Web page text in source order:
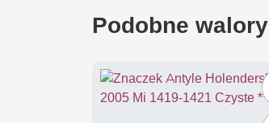
Podobne walory